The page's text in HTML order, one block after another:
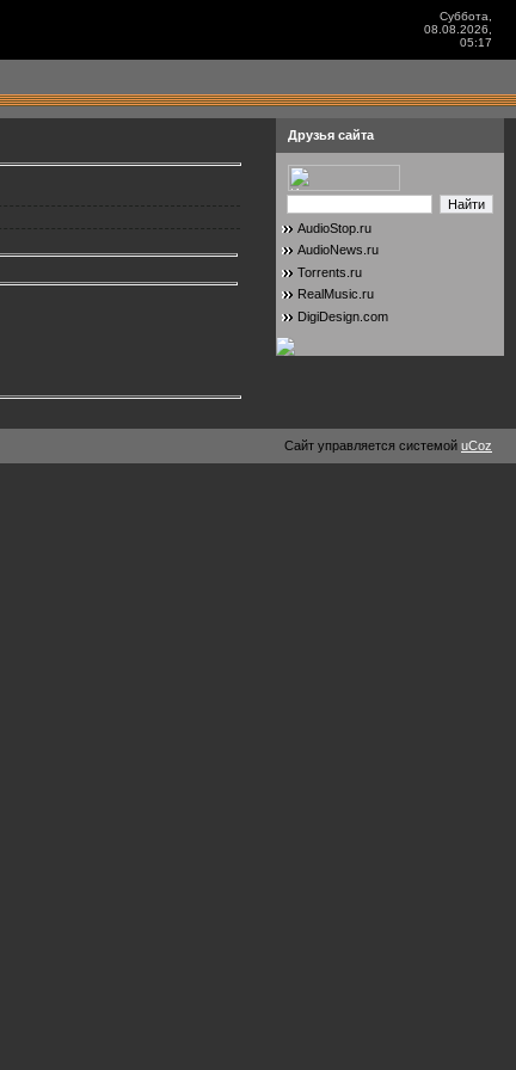
Суббота,
08.08.2026,
05:17
Друзья сайта
AudioStop.ru
AudioNews.ru
Torrents.ru
RealMusic.ru
DigiDesign.com
Сайт управляется системой uCoz